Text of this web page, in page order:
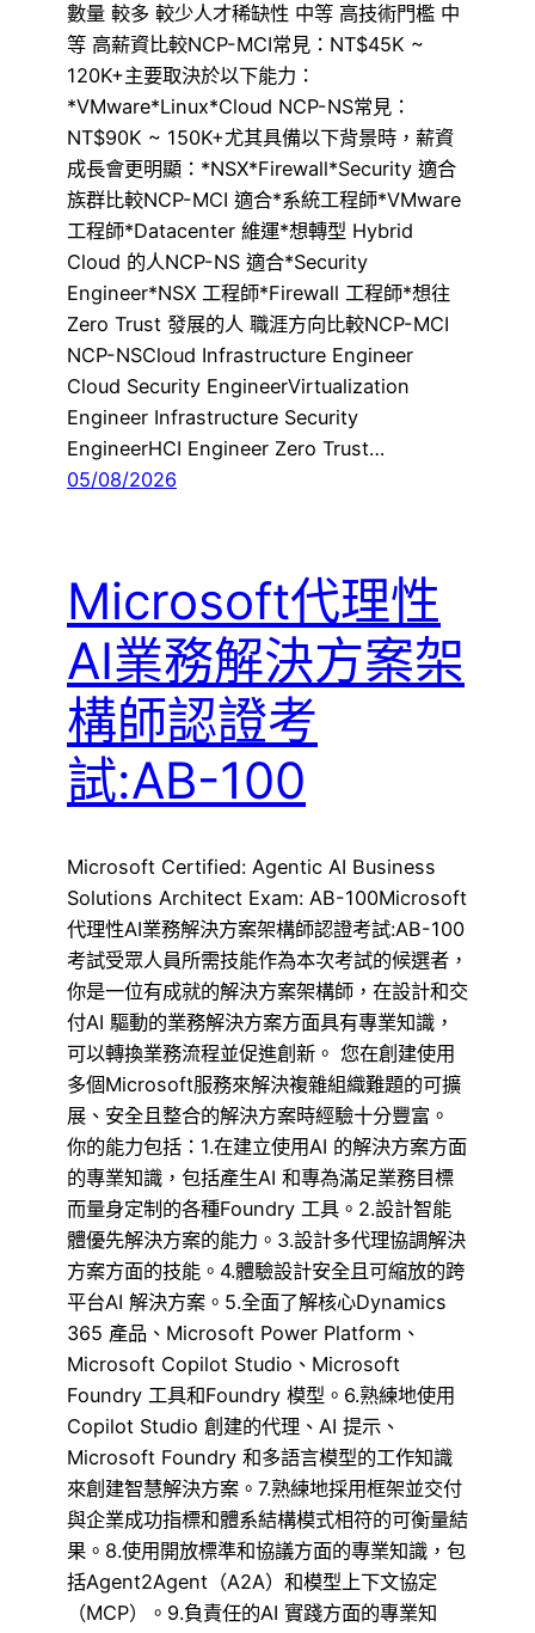
數量 較多 較少人才稀缺性 中等 高技術門檻 中
等 高薪資比較NCP-MCI常見：NT$45K ~
120K+主要取決於以下能力：
*VMware*Linux*Cloud NCP-NS常見：
NT$90K ~ 150K+尤其具備以下背景時，薪資
成長會更明顯：*NSX*Firewall*Security 適合
族群比較NCP-MCI 適合*系統工程師*VMware
工程師*Datacenter 維運*想轉型 Hybrid
Cloud 的人NCP-NS 適合*Security
Engineer*NSX 工程師*Firewall 工程師*想往
Zero Trust 發展的人 職涯方向比較NCP-MCI
NCP-NSCloud Infrastructure Engineer
Cloud Security EngineerVirtualization
Engineer Infrastructure Security
EngineerHCI Engineer Zero Trust…
05/08/2026
Microsoft代理性
AI業務解決方案架
構師認證考
試:AB-100
Microsoft Certified: Agentic AI Business
Solutions Architect Exam: AB-100Microsoft
代理性AI業務解決方案架構師認證考試:AB-100
考試受眾人員所需技能作為本次考試的候選者，
你是一位有成就的解決方案架構師，在設計和交
付AI 驅動的業務解決方案方面具有專業知識，
可以轉換業務流程並促進創新。 您在創建使用
多個Microsoft服務來解決複雜組織難題的可擴
展、安全且整合的解決方案時經驗十分豐富。
你的能力包括：1.在建立使用AI 的解決方案方面
的專業知識，包括產生AI 和專為滿足業務目標
而量身定制的各種Foundry 工具。2.設計智能
體優先解決方案的能力。3.設計多代理協調解決
方案方面的技能。4.體驗設計安全且可縮放的跨
平台AI 解決方案。5.全面了解核心Dynamics
365 產品、Microsoft Power Platform、
Microsoft Copilot Studio、Microsoft
Foundry 工具和Foundry 模型。6.熟練地使用
Copilot Studio 創建的代理、AI 提示、
Microsoft Foundry 和多語言模型的工作知識
來創建智慧解決方案。7.熟練地採用框架並交付
與企業成功指標和體系結構模式相符的可衡量結
果。8.使用開放標準和協議方面的專業知識，包
括Agent2Agent（A2A）和模型上下文協定
（MCP）。9.負責任的AI 實踐方面的專業知